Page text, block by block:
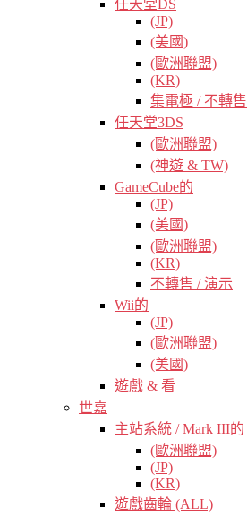
任天堂DS
(JP)
(美國)
(歐洲聯盟)
(KR)
集電極 / 不轉售
任天堂3DS
(歐洲聯盟)
(神遊 & TW)
GameCube的
(JP)
(美國)
(歐洲聯盟)
(KR)
不轉售 / 演示
Wii的
(JP)
(歐洲聯盟)
(美國)
遊戲 & 看
世嘉
主站系統 / Mark III的
(歐洲聯盟)
(JP)
(KR)
遊戲齒輪 (ALL)